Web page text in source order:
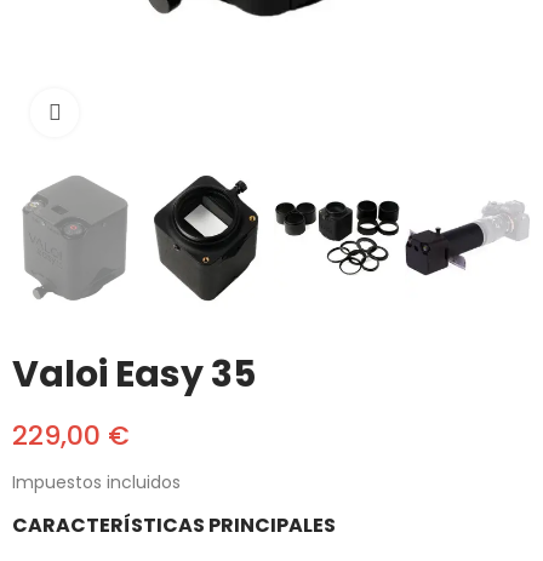
Valoi Easy 35
229,00 €
Impuestos incluidos
CARACTERÍSTICAS PRINCIPALES